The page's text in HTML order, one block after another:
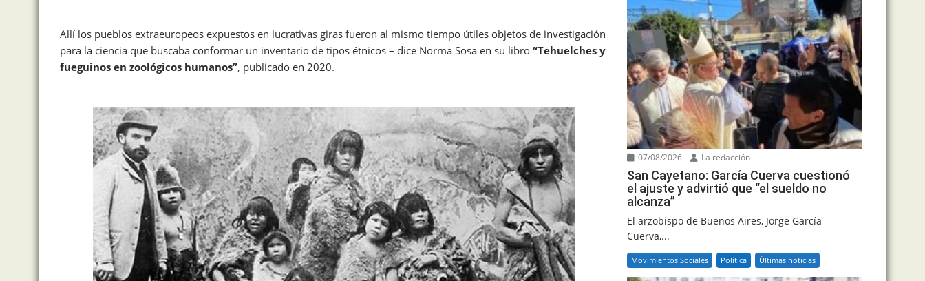
Allí los pueblos extraeuropeos expuestos en lucrativas giras fueron al mismo tiempo útiles objetos de investigación
para la ciencia que buscaba conformar un inventario de tipos étnicos – dice Norma Sosa en su libro “Tehuelches y
fueguinos en zoológicos humanos”, publicado en 2020.
07/08/2026 La redacción
San Cayetano: García Cuerva cuestionó
el ajuste y advirtió que “el sueldo no
alcanza”
El arzobispo de Buenos Aires, Jorge García
Cuerva,...
Movimientos Sociales Política Últimas noticias